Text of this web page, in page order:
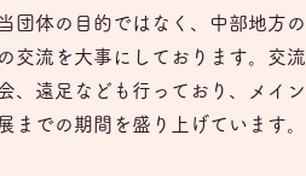
団体の目的ではなく、中部地方の
交流を大事にしております。交流
、遠足なども行っており、メイン
までの期間を盛り上げています。